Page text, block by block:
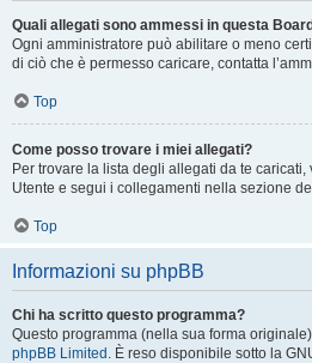
Quali allegati sono ammessi in questa
Ogni amministratore può abilitare o meno
di ciò che è permesso caricare, contatta
Top
Come posso trovare i miei allegati?
Per trovare la lista degli allegati da te
Utente e segui i collegamenti nella sezione
Top
Informazioni su phpBB
Chi ha scritto questo programma?
Questo programma (nella sua forma
phpBB Limited . È reso disponibile sotto la